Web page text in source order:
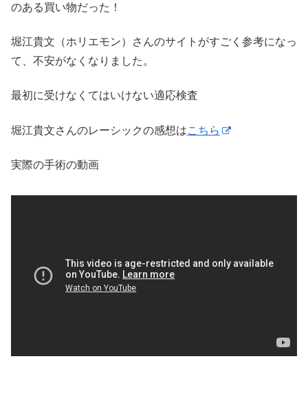
のある買い物だった！
堀江貴文（ホリエモン）さんのサイトがすごく参考になっ
て、不安がなくなりました。
最初に受けなくてはいけない適応検査
堀江貴文さんのレーシックの感想はこちら
実際の手術の動画